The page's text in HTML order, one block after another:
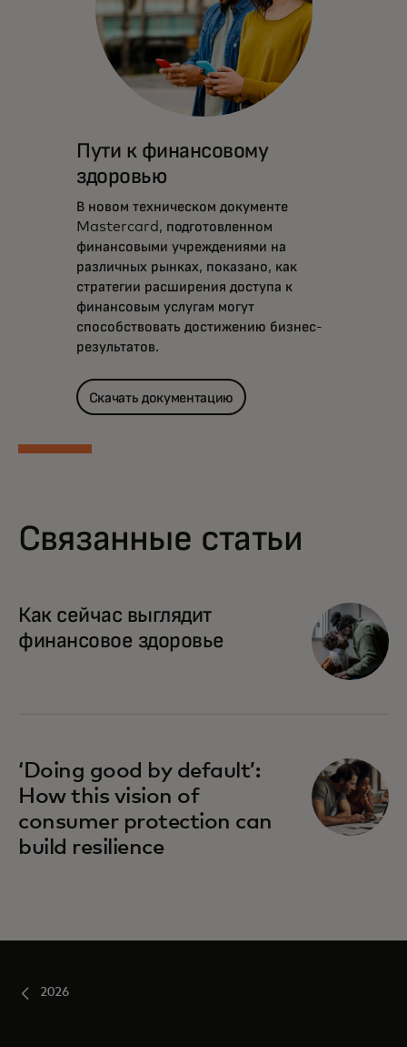
Пути к финансовому
здоровью
В новом техническом документе
Mastercard, подготовленном
финансовыми учреждениями на
различных рынках, показано, как
стратегии расширения доступа к
финансовым услугам могут
способствовать достижению бизнес-
результатов.
Скачать документацию
Связанные статьи
Как сейчас выглядит
финансовое здоровье
‘Doing good by default’:
How this vision of
consumer protection can
build resilience
2026